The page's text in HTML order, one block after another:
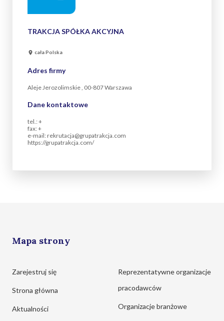
TRAKCJA SPÓŁKA AKCYJNA
cała Polska
Adres firmy
Aleje Jerozolimskie , 00-807 Warszawa
Dane kontaktowe
tel.: +
fax: +
e-mail: rekrutacja@grupatrakcja.com
https://grupatrakcja.com/
Mapa strony
Zarejestruj się
Strona główna
Aktualności
Reprezentatywne organizacje
pracodawców
Organizacje branżowe